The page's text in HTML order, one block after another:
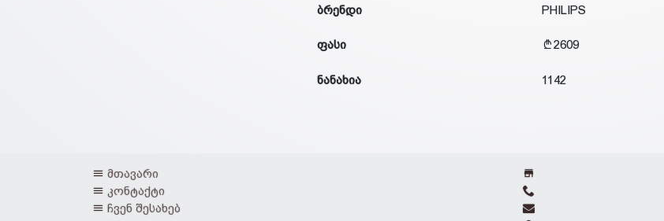
ბრენდი PHILIPS
ფასი 2609
ნანახია 1142
მთავარი
კონტაქტი
ჩვენ შესახებ